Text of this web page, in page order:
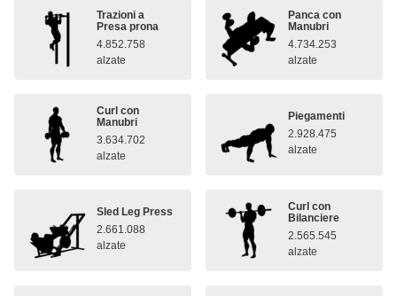
Trazioni a
Presa prona
4.852.758
alzate
Panca con
Manubri
4.734.253
alzate
Curl con
Manubri
3.634.702
alzate
Piegamenti
2.928.475
alzate
Sled Leg Press
2.661.088
alzate
Curl con
Bilanciere
2.565.545
alzate